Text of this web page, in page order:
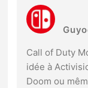
Call of Duty
idée à
Doom ou